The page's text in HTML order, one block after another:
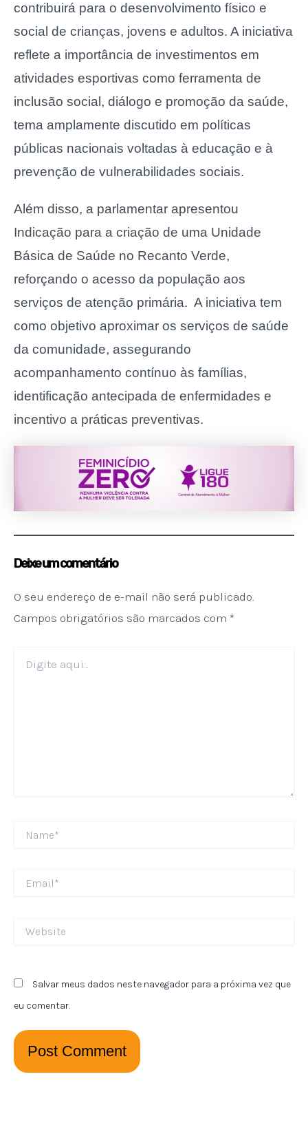
contribuirá para o desenvolvimento físico e
social de crianças, jovens e adultos. A iniciativa
reflete a importância de investimentos em
atividades esportivas como ferramenta de
inclusão social, diálogo e promoção da saúde,
tema amplamente discutido em políticas
públicas nacionais voltadas à educação e à
prevenção de vulnerabilidades sociais.
Além disso, a parlamentar apresentou
Indicação para a criação de uma Unidade
Básica de Saúde no Recanto Verde,
reforçando o acesso da população aos
serviços de atenção primária. A iniciativa tem
como objetivo aproximar os serviços de saúde
da comunidade, assegurando
acompanhamento contínuo às famílias,
identificação antecipada de enfermidades e
incentivo a práticas preventivas.
Deixe um comentário
O seu endereço de e-mail não será publicado.
Campos obrigatórios são marcados com *
aqui...
Salvar meus dados neste navegador para a próxima vez que
eu comentar.